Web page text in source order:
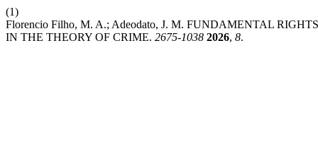
(1)
Florencio Filho, M. A.; Adeodato, J. M. FUNDAMENTAL
IN THE THEORY OF CRIME. 2675-1038 2026, 8.